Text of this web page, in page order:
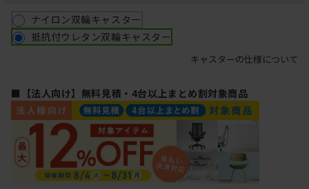
ナイロン双輪キャスター
抵抗付ウレタン双輪キャスター
キャスターの仕様について
■【法人向け】無料見積・4台以上まとめ割対象商品